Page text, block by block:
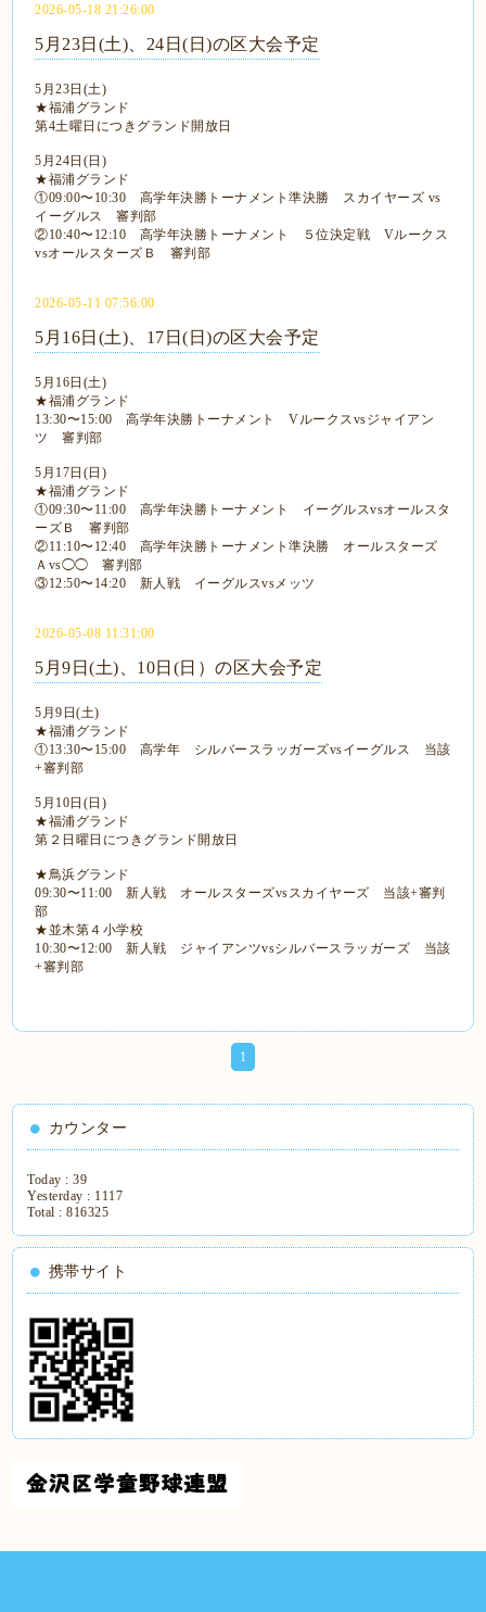
2026-05-18 21:26:00
5月23日(土)、24日(日)の区大会予定
5月23日(土)
★福浦グランド
第4土曜日につきグランド開放日
5月24日(日)
★福浦グランド
①09:00〜10:30 高学年決勝トーナメント準決勝 スカイヤーズ vs
イーグルス 審判部
②10:40〜12:10 高学年決勝トーナメント ５位決定戦 Vルークス
vsオールスターズＢ 審判部
2026-05-11 07:56:00
5月16日(土)、17日(日)の区大会予定
5月16日(土)
★福浦グランド
13:30〜15:00 高学年決勝トーナメント Vルークスvsジャイアン
ツ 審判部
5月17日(日)
★福浦グランド
①09:30〜11:00 高学年決勝トーナメント イーグルスvsオールスタ
ーズＢ 審判部
②11:10〜12:40 高学年決勝トーナメント準決勝 オールスターズ
Ａvs◯◯ 審判部
③12:50〜14:20 新人戦 イーグルスvsメッツ
2026-05-08 11:31:00
5月9日(土)、10日(日）の区大会予定
5月9日(土)
★福浦グランド
①13:30〜15:00 高学年 シルバースラッガーズvsイーグルス 当該
+審判部
5月10日(日)
★福浦グランド
第２日曜日につきグランド開放日
★鳥浜グランド
09:30〜11:00 新人戦 オールスターズvsスカイヤーズ 当該+審判
部
★並木第４小学校
10:30〜12:00 新人戦 ジャイアンツvsシルバースラッガーズ 当該
+審判部
1
カウンター
Today :39
Yesterday : 1117
Total :816325
携帯サイト